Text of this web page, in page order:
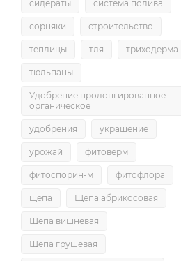
сидераты система полива
сорняки строительство
теплицы тля триходерма
тюльпаны
Удобрение пролонгированное
органическое
удобрения украшение
урожай фитоверм
фитоспорин-м фитофлора
щепа Щепа абрикосовая
Щепа вишневая
Щепа грушевая